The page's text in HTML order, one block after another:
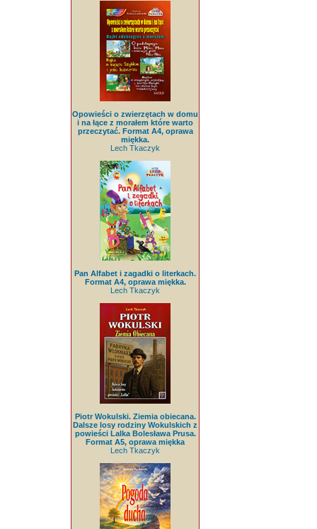
Opowieści o zwierzętach w domu
i na łące z morałem które warto
przeczytać. Format A4, oprawa
miękka.
Lech Tkaczyk
Pan Alfabet i zagadki o literkach.
Format A4, oprawa miękka.
Lech Tkaczyk
Piotr Wokulski. Ziemia obiecana.
Dalsze losy rodziny Wokulskich z
powieści Lalka Bolesława Prusa.
Format A5, oprawa miękka
Lech Tkaczyk